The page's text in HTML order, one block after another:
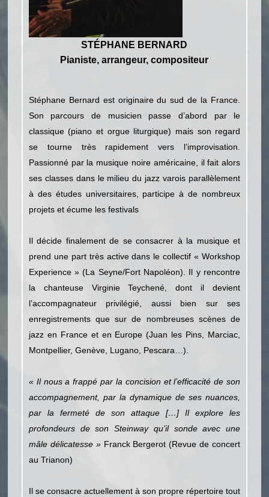
STÉPHANE BERNARD
Pianiste, arrangeur, compositeur
Stéphane Bernard est originaire du sud de la France.
Son parcours de musicien passe d’abord par le
classique (piano et orgue liturgique) mais son regard
se tourne très rapidement vers l’improvisation.
Passionné par la musique noire américaine, il fait alors
ses classes dans le milieu du jazz varois parallèlement
à des études universitaires, participe à de nombreux
projets et écume les festivals
Il décide finalement de se consacrer à la musique et
prend une part très active dans le collectif « Workshop
Experience » (La Seyne/Fort Napoléon). Il y rencontre
la chanteuse Virginie Teychené, dont il devient
l’accompagnateur privilégié, aussi bien sur ses
enregistrements que sur de nombreuses scènes de
jazz en France et en Europe (Juan les Pins, Marciac,
Montpellier, Genève, Lugano, Pescara…).
« Il nous a frappé par la concision et l’efficacité de son
accompagnement, par la dynamique de ses nuances,
par la fermeté de son attaque […] Il explore les
profondeurs de son Steinway qu’il sonde avec une
mâle délicatesse »Franck Bergerot (Revue de concert
au Trianon)
Il se consacre actuellement à son propre répertoire tout